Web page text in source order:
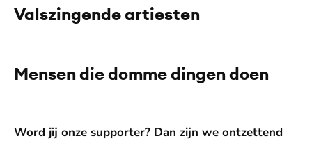
Valszingende artiesten
De weergave van deze video vereist jouw
toestemming voor social media cookies.
Mensen die domme dingen doen
De weergave van deze video vereist jouw
toestemming voor social media cookies.
Word jij onze supporter? Dan zijn we ontzettend